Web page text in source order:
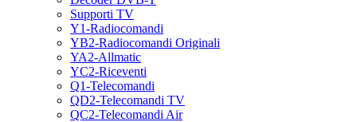
Supporti TV
Y1-Radiocomandi
YB2-Radiocomandi Originali
YA2-Allmatic
YC2-Riceventi
Q1-Telecomandi
QD2-Telecomandi TV
QC2-Telecomandi Air